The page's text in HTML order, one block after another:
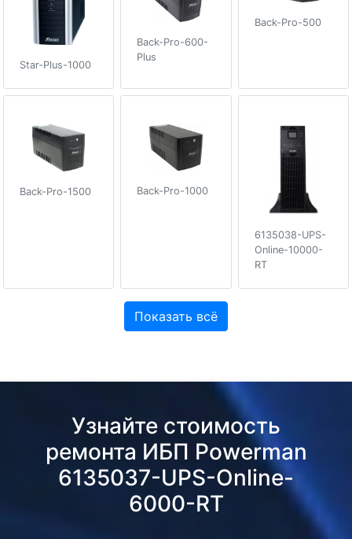
Star-Plus-1000
Back-Pro-600-
Plus
Back-Pro-500
Back-Pro-1500 Back-Pro-1000
6135038-UPS-
Online-10000-
RT
Показать всё
Узнайте стоимость
ремонта ИБП Powerman
6135037-UPS-Online-
6000-RT